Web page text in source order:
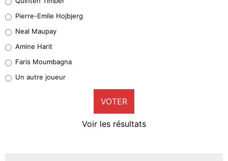
5%
1%
9%
Pierre-Emile Hojbjerg
Neal Maupay
Amine Harit
Faris Moumbagna
Un autre joueur
VOTER
Voir les résultats